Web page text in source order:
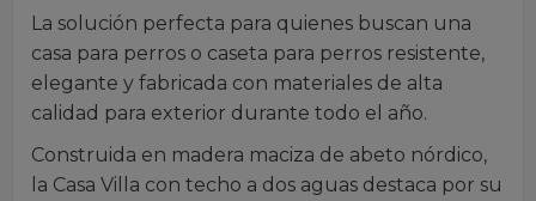
La solución perfecta para quienes buscan una
casa para perros o caseta para perros resistente,
elegante y fabricada con materiales de alta
calidad para exterior durante todo el año.
Construida en madera maciza de abeto nórdico,
la Casa Villa con techo a dos aguas destaca por su